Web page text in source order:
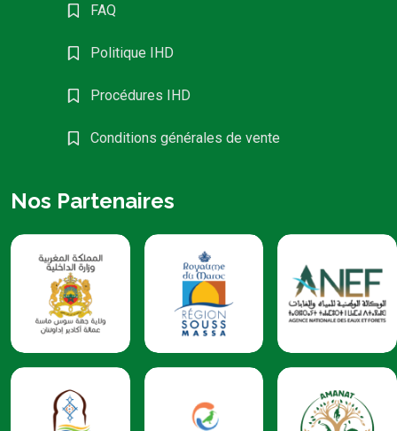
FAQ
Politique IHD
Procédures IHD
Conditions générales de vente
Nos Partenaires